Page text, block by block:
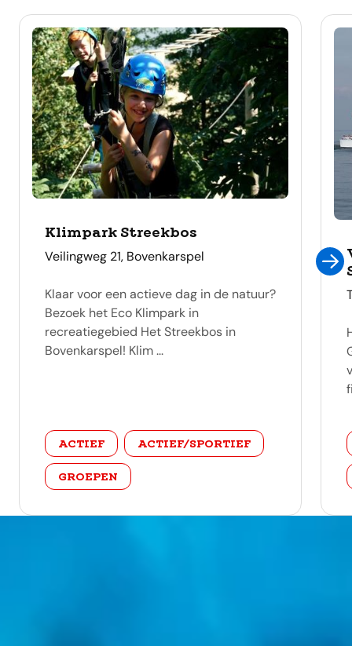
Klimpark Streekbos
adres
Veilingweg 21, Bovenkarspel
Klaar voor een actieve dag in de natuur?
Bezoek het Eco Klimpark in
recreatiegebied Het Streekbos in
Bovenkarspel! Klim ...
categorie
ACTIEF ACTIEF/SPORTIEF
GROEPEN